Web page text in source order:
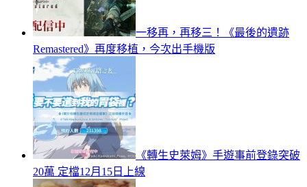
一移再，再移三！《最後的遺跡
Remastered》再度移植，今次出手機版
《轉生史萊姆》手遊事前登錄突破
20萬 定檔12月15日上線